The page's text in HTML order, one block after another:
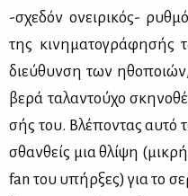
-σχε­δόν ονει­ρι­κός-
της κι­νη­μα­το­γρά­φη­σής
διεύ­θυν­ση των
βε­ρά τα­λα­ντού­χο
σής του. Βλέ­πο­ντας αυ­τό
σθαν­θείς μια θλί­ψη
fan του υπήρ­ξες) για το